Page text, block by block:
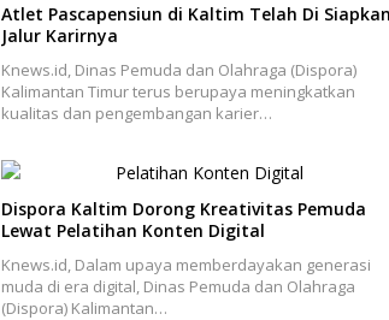
Atlet Pascapensiun di Kaltim Telah Di Siapkan
Jalur Karirnya
Knews.id, Dinas Pemuda dan Olahraga (Dispora)
Kalimantan Timur terus berupaya meningkatkan
kualitas dan pengembangan karier…
Dispora Kaltim Dorong Kreativitas Pemuda
Lewat Pelatihan Konten Digital
Knews.id, Dalam upaya memberdayakan generasi
muda di era digital, Dinas Pemuda dan Olahraga
(Dispora) Kalimantan…